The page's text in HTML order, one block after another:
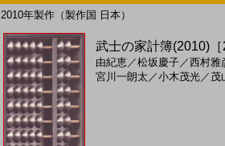
2010年製作（製作国 日本）
武士の家計簿(2010)
由紀恵／松坂慶子／西村雅
宮川一朗太 ／小木茂光／ 茂